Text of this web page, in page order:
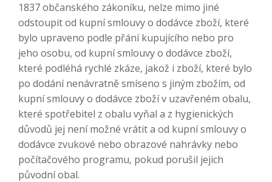
1837 občanského zákoníku, nelze mimo jiné
odstoupit od kupní smlouvy o dodávce zboží, které
bylo upraveno podle přání kupujícího nebo pro
jeho osobu, od kupní smlouvy o dodávce zboží,
které podléhá rychlé zkáze, jakož i zboží, které bylo
po dodání nenávratně smíseno s jiným zbožím, od
kupní smlouvy o dodávce zboží v uzavřeném obalu,
které spotřebitel z obalu vyňal a z hygienických
důvodů jej není možné vrátit a od kupní smlouvy o
dodávce zvukové nebo obrazové nahrávky nebo
počítačového programu, pokud porušil jejich
původní obal.